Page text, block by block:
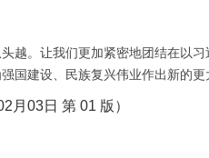
越。让我们更加紧密地团结在以
国建设、民族复兴伟业作出新的更
月03日 第 01 版）